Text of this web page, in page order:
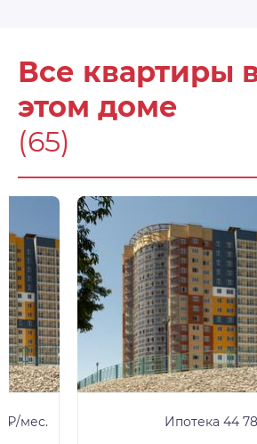
Все квартиры
этом доме
(65)
₽/мес.
Ипотека 44